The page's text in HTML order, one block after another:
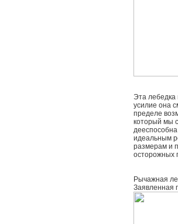
Эта лебедка
усилие она
пределе
который мы
идеальным
размерам и
осторожных
Рычажная
Заявленная